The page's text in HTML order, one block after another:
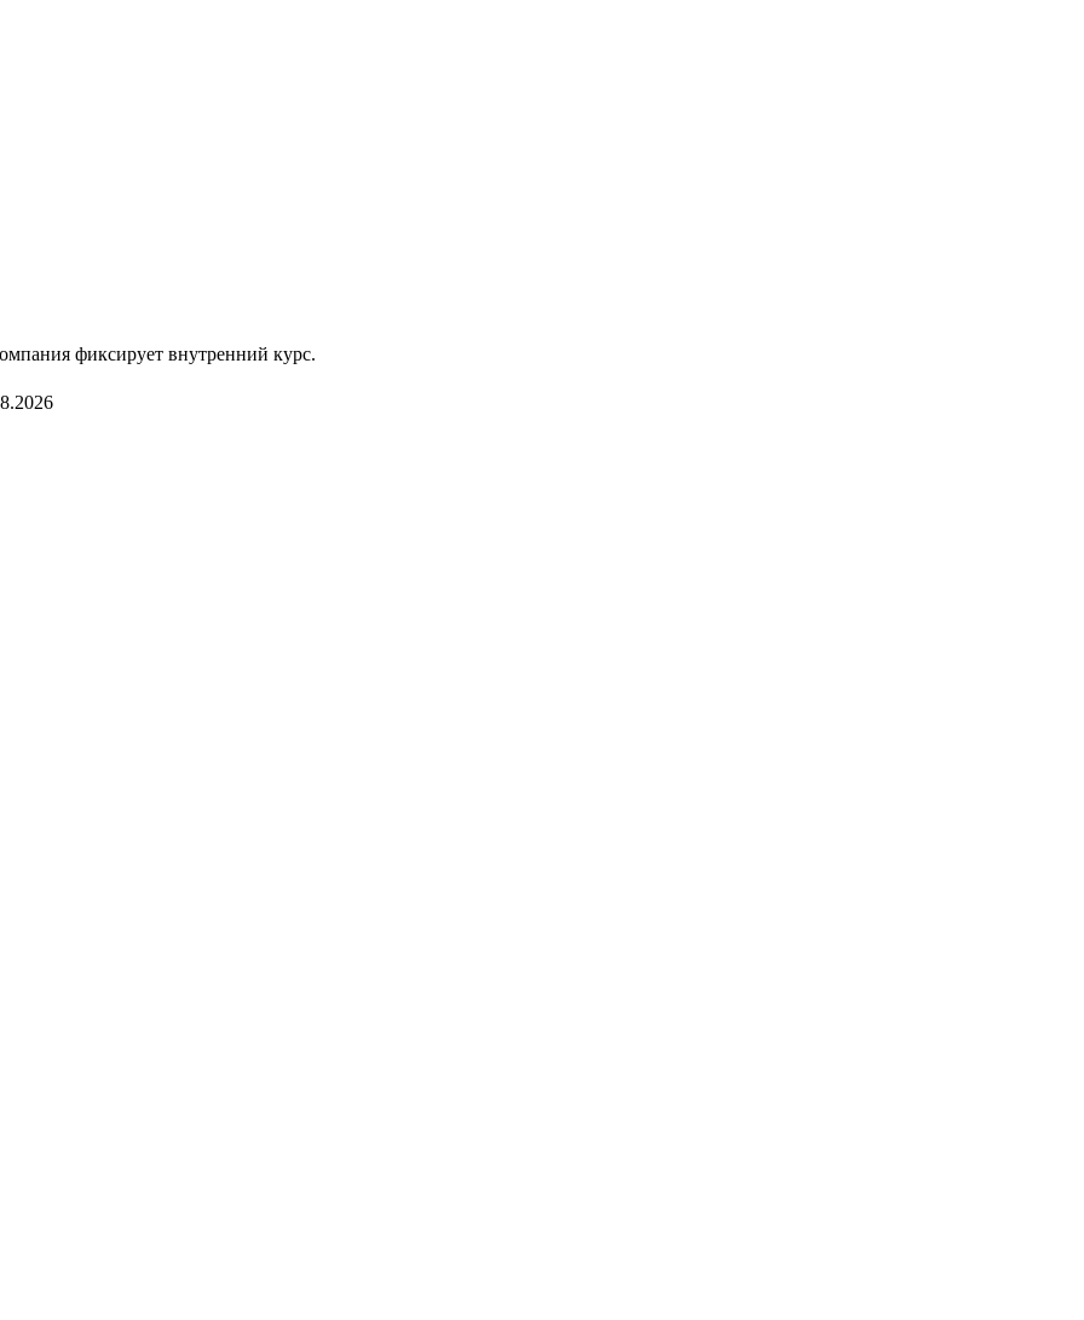
фиксирует внутренний курс.